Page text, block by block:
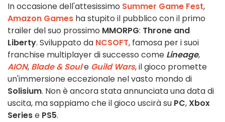
In occasione dell'attesissimo Summer Game Fest,
Amazon Games ha stupito il pubblico con il primo
trailer del suo prossimo MMORPG: Throne and
Liberty. Sviluppato da NCSOFT, famosa per i suoi
franchise multiplayer di successo come Lineage,
AION, Blade & Soule Guild Wars, il gioco promette
un'immersione eccezionale nel vasto mondo di
Solisium. Non è ancora stata annunciata una data di
uscita, ma sappiamo che il gioco uscirà su PC,Xbox
Seriese PS5.